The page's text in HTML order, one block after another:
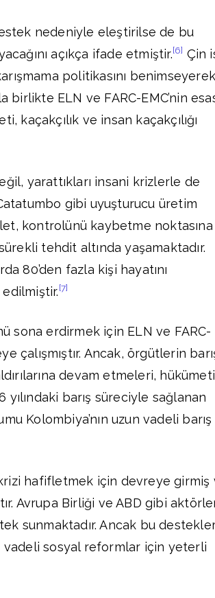
nedeniyle eleştirilse de bu
açıkça ifade etmiştir.[6] Çin
politikasını benimseyerek
ELN ve FARC-EMC’nin
kaçakçılık ve insan kaçakçılığı
yarattıkları insani krizlerle de
gibi uyuşturucu üretim
kontrolünü kaybetme noktasına
tehdit altında yaşamaktadır.
80’den fazla kişi hayatını
[7]
sona erdirmek için ELN ve FARC-
çalışmıştır. Ancak, örgütlerin
devam etmeleri,
yılındaki barış süreciyle sağlanan
Kolombiya’nın uzun vadeli barış
hafifletmek için devreye girmiş
Avrupa Birliği ve ABD gibi
sunmaktadır. Ancak bu
vadeli sosyal reformlar için yeterli